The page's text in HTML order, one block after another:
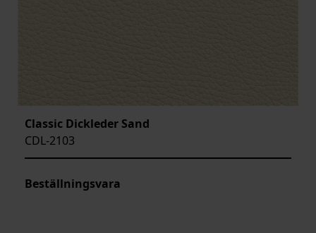
Classic Dickleder Sand
CDL-2103
Beställningsvara